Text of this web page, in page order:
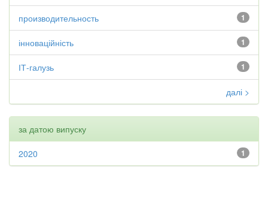
1
производительность
1
інноваційність
1
ІТ-галузь
далі >
за датою випуску
1
2020